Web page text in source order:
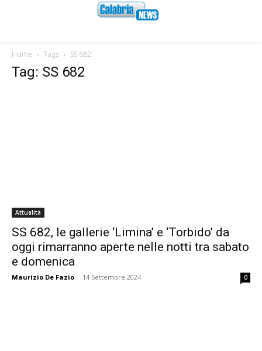
Home Tags SS 682
Tag: SS 682
Attualità
SS 682, le gallerie ‘Limina’ e ‘Torbido’ da
oggi rimarranno aperte nelle notti tra sabato
e domenica
Maurizio De Fazio - 14 Settembre 2024 0